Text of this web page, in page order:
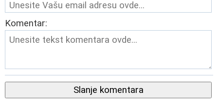
Komentar:
Slanje komentara